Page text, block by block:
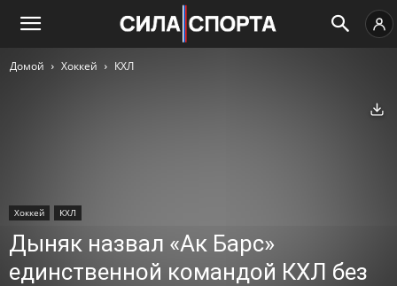
Домой Хоккей КХЛ
Хоккей КХЛ
Дыняк назвал «Ак Барс»
единственной командой КХЛ без